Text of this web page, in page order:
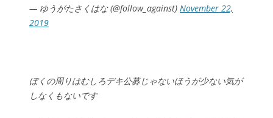
— ゆうがたさくはな (@follow_against) November 22,
2019
ぼくの周りはむしろデキ公募じゃないほうが少ない気が
しなくもないです